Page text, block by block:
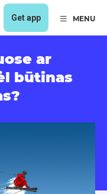
Get app MENU
ar
būtinas